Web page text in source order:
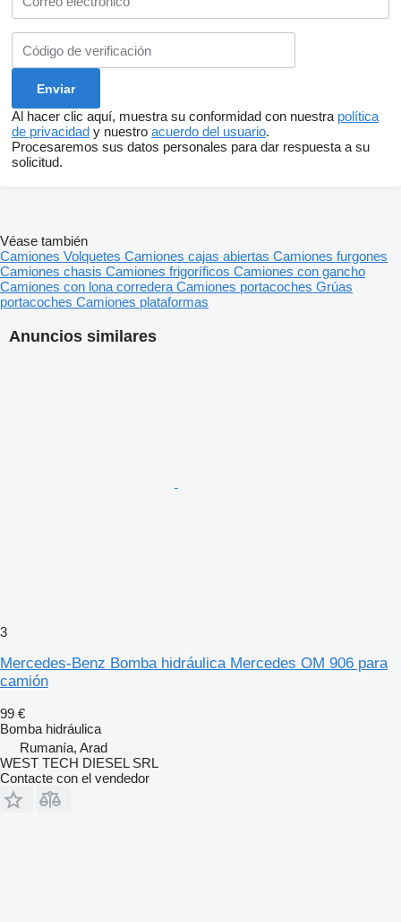
Al hacer clic aquí, muestra su conformidad con nuestra política
de privacidad y nuestro acuerdo del usuario.
Procesaremos sus datos personales para dar respuesta a su
solicitud.
Anuncios similares
3
Mercedes-Benz Bomba hidráulica Mercedes OM 906 para
camión
99 €
Bomba hidráulica
Rumanía, Arad
WEST TECH DIESEL SRL
Contacte con el vendedor
Véase también
Camiones Volquetes Camiones cajas abiertas Camiones furgones
Camiones chasis Camiones frigoríficos Camiones con gancho
Camiones con lona corredera Camiones portacoches Grúas
portacoches Camiones plataformas